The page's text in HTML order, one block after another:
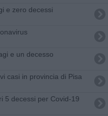
e zero decessi
e un decesso
casi in provincia di Pisa
5 decessi per Covid-19